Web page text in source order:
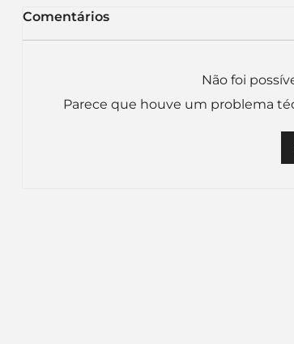
Comentários
Não foi
Parece que houve um problema